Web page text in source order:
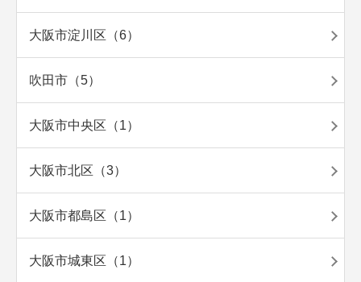
大阪市淀川区（6）
吹田市（5）
大阪市中央区（1）
大阪市北区（3）
大阪市都島区（1）
大阪市城東区（1）